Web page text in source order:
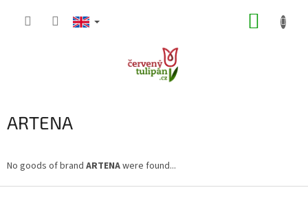
ARTENA
No goods of brand ARTENAwere found...